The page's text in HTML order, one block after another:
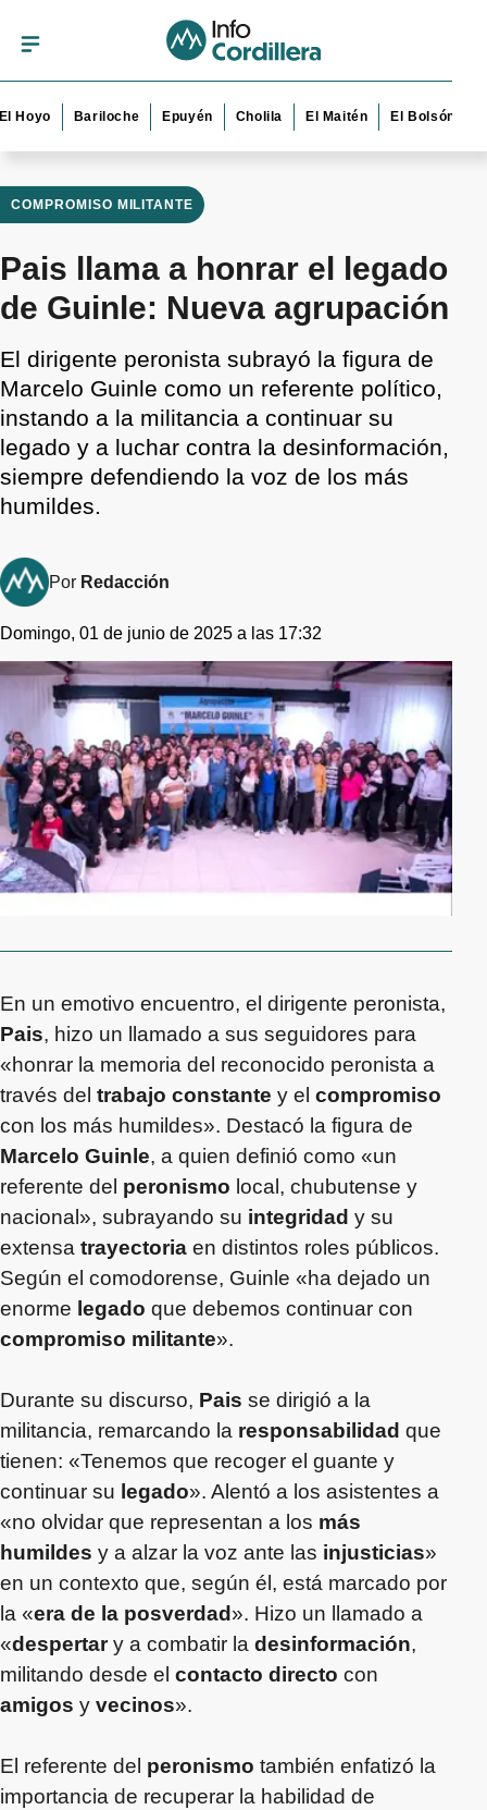
Bariloche Epuyén Cholila El Maitén El Bolsón Esquel
COMPROMISO MILITANTE
Pais llama a honrar el legado
de Guinle: Nueva agrupación
El dirigente peronista subrayó la figura de
Marcelo Guinle como un referente político,
instando a la militancia a continuar su
legado y a luchar contra la desinformación,
siempre defendiendo la voz de los más
humildes.
Por Redacción
Domingo, 01 de junio de 2025 a las 17:32
En un emotivo encuentro, el dirigente peronista,
Pais, hizo un llamado a sus seguidores para
«honrar la memoria del reconocido peronista a
través del trabajo constante y el compromiso
con los más humildes». Destacó la figura de
Marcelo Guinle, a quien definió como «un
referente del peronismo local, chubutense y
nacional», subrayando su integridad y su
extensa trayectoria en distintos roles públicos.
Según el comodorense, Guinle «ha dejado un
enorme legado que debemos continuar con
compromiso militante».
Durante su discurso, Pais se dirigió a la
militancia, remarcando la responsabilidad que
tienen: «Tenemos que recoger el guante y
continuar su legado». Alentó a los asistentes a
«no olvidar que representan a los más
humildes y a alzar la voz ante las injusticias»
en un contexto que, según él, está marcado por
la «era de la posverdad ». Hizo un llamado a
«despertary a combatir la desinformación,
militando desde el contacto directo con
amigos y vecinos».
El referente del peronismo también enfatizó la
importancia de recuperar la habilidad de